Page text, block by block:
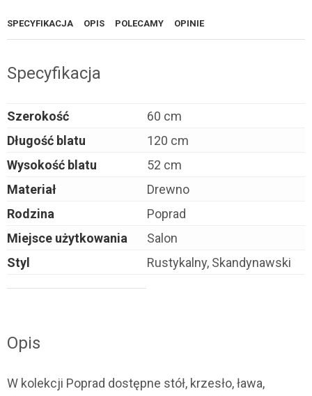
SPECYFIKACJA OPIS POLECAMY OPINIE
Specyfikacja
Szerokość
60 cm
Długość blatu
120 cm
Wysokość blatu
52 cm
Materiał
Drewno
Rodzina
Poprad
Miejsce użytkowania
Salon
Styl
Rustykalny, Skandynawski
Opis
W kolekcji Poprad dostępne stół, krzesło, ława,